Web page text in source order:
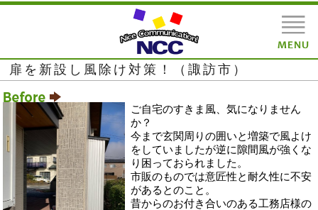
扉を新設し風除け対策！（諏訪市）
ご自宅のすきま風、気になりません
か？
今まで玄関周りの囲いと増築で風よけ
をしていましたが逆に隙間風が強くな
り困っておられました。
市販のものでは意匠性と耐久性に不安
があるとのこと。
昔からのお付き合いのある工務店様の